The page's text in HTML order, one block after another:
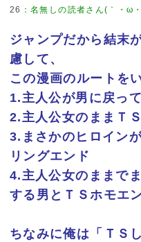
26 ：名無しの読者さん(｀・ω
ジャンプだから結末
慮して、
この漫画のルートを
1.主人公が男に戻っ
2.主人公女のままＴ
3.まさかのヒロイン
リングエンド
4.主人公女のままで
する男とＴＳホモエ
ちなみに俺は「ＴＳ